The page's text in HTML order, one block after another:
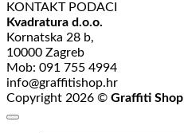
KONTAKT PODACI
Kvadratura d.o.o.
Kornatska 28 b,
10000 Zagreb
Mob: 091 755 4994
info@graffitishop.hr
Copyright 2026 © Graffiti Shop